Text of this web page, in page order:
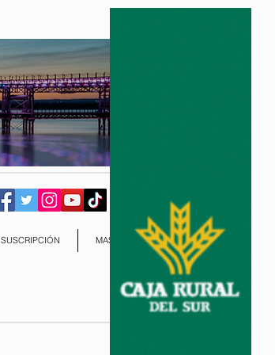
SUSCRIPCIÓN MAS